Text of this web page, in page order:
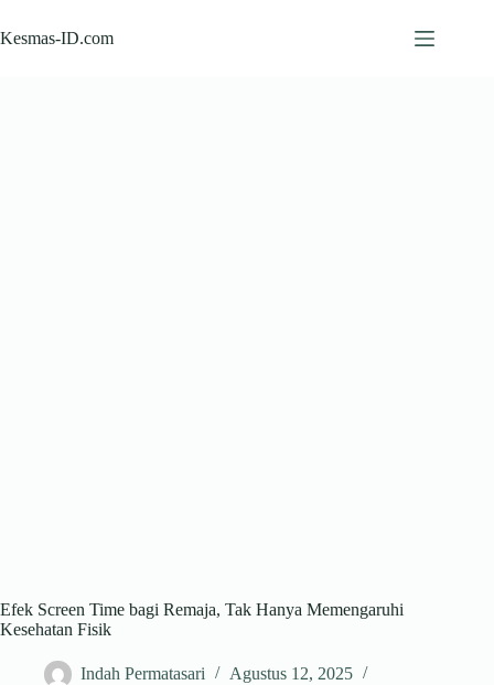
to
content
Kesmas-ID.com
Efek Screen Time bagi Remaja, Tak Hanya Memengaruhi
Kesehatan Fisik
Indah Permatasari
Agustus 12, 2025